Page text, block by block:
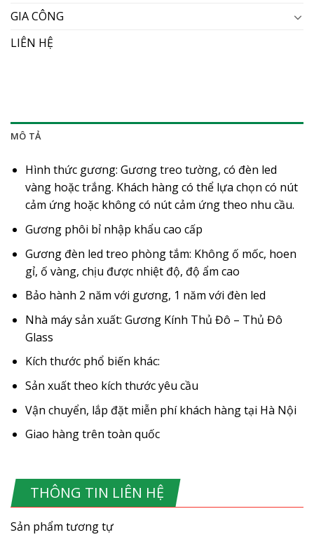
GIA CÔNG
LIÊN HỆ
MÔ TẢ
Hình thức gương: Gương treo tường, có đèn led
vàng hoặc trắng. Khách hàng có thể lựa chọn có nút
cảm ứng hoặc không có nút cảm ứng theo nhu cầu.
Gương phôi bỉ nhập khẩu cao cấp
Gương đèn led treo phòng tắm: Không ố mốc, hoen
gỉ, ố vàng, chịu được nhiệt độ, độ ẩm cao
Bảo hành 2 năm với gương, 1 năm với đèn led
Nhà máy sản xuất: Gương Kính Thủ Đô – Thủ Đô
Glass
Kích thước phổ biến khác:
Sản xuất theo kích thước yêu cầu
Vận chuyển, lắp đặt miễn phí khách hàng tại Hà Nội
Giao hàng trên toàn quốc
THÔNG TIN LIÊN HỆ
Sản phẩm tương tự